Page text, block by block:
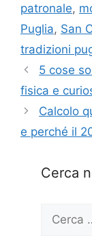
patronale,
Puglia, San
tradizioni
5 cose
fisica e
Calcolo
e perché il
Cerca
per: